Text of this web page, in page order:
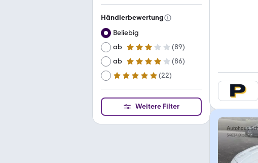
Händlerbewertung
Beliebig
ab
3 Sterne (89)
ab
4 Sterne (86)
ab
5 Sterne (22)
Weitere Filter